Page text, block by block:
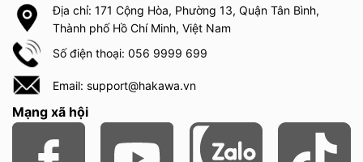
Địa chỉ: 171 Cộng Hòa, Phường 13, Quận Tân Bình,
Thành phố Hồ Chí Minh, Việt Nam
Số điện thoại: 056 9999 699
Email: support@hakawa.vn
Mạng xã hội